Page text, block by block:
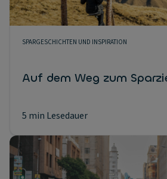
SPARGESCHICHTEN UND INSPIRATION
Auf dem Weg zum
5 min Lesedauer